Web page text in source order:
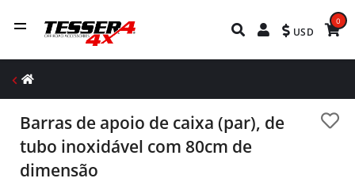
USD
0
Barras de apoio de caixa (par), de
tubo inoxidável com 80cm de
dimensão